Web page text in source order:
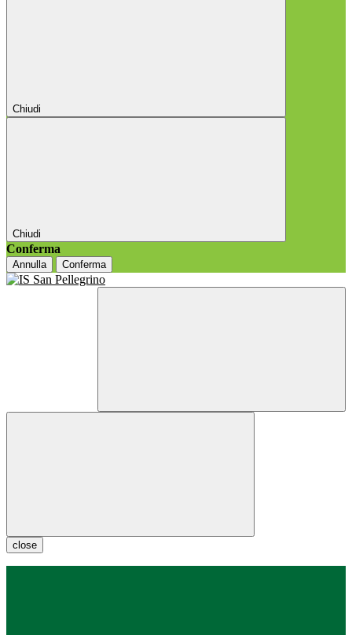
Chiudi
Chiudi
Conferma
Annulla Conferma
close